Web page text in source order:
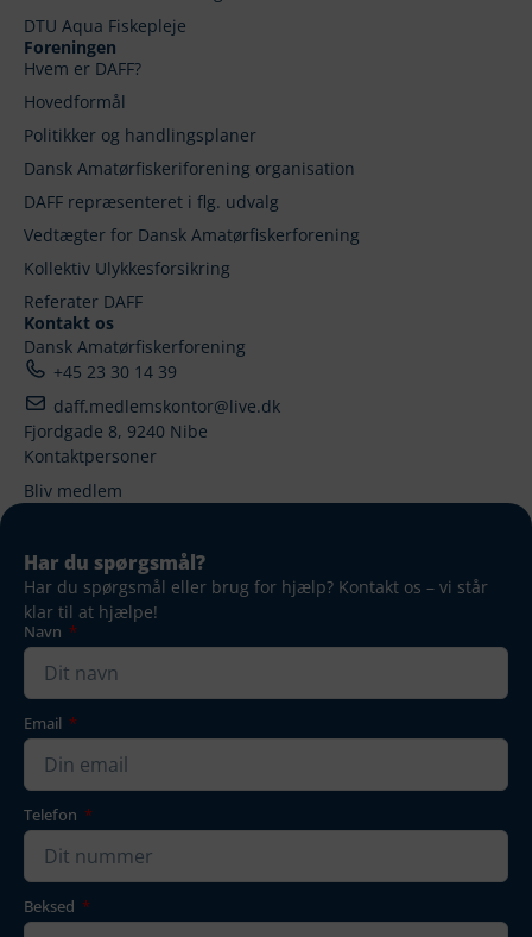
DTU Aqua Fiskepleje
Foreningen
Hvem er DAFF?
Hovedformål
Politikker og handlingsplaner
Dansk Amatørfiskeriforening organisation
DAFF repræsenteret i flg. udvalg
Vedtægter for Dansk Amatørfiskerforening
Kollektiv Ulykkesforsikring
Referater DAFF
Kontakt os
Dansk Amatørfiskerforening
+45 23 30 14 39
daff.medlemskontor@live.dk
Fjordgade 8, 9240 Nibe
Kontaktpersoner
Bliv medlem
Har du spørgsmål?
Har du spørgsmål eller brug for hjælp? Kontakt os – vi står
klar til at hjælpe!
Navn
Email
Telefon
Beksed